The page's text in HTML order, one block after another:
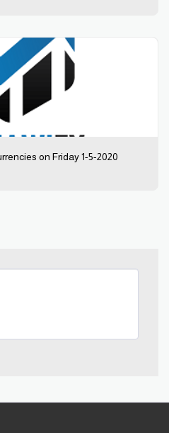
on Friday 1-5-2020